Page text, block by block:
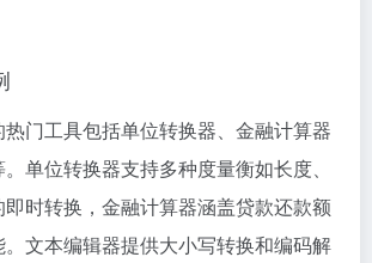
门工具包括单位转换器、金融计算器
单位转换器支持多种度量衡如长度、
时转换，金融计算器涵盖贷款还款额
文本编辑器提供大小写转换和编码解